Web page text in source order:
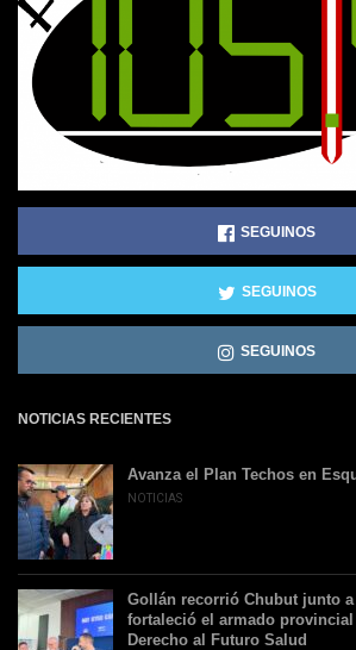
SEGUINOS
SEGUINOS
SEGUINOS
NOTICIAS RECIENTES
Avanza el Plan Techos en
NOTICIAS
Gollán recorrió Chubut junto a
fortaleció el armado
Derecho al Futuro Salud